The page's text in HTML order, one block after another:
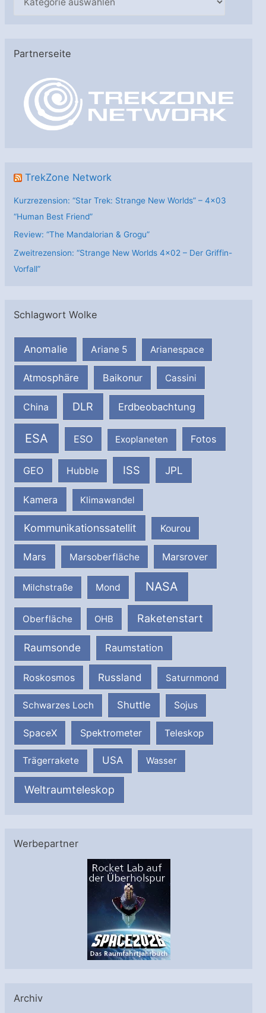
g
Partnerseite
TrekZone Network
Kurzrezension: “Star Trek: Strange New Worlds” – 4×03
“Human Best Friend”
Review: “The Mandalorian & Grogu”
Zweitrezension: “Strange New Worlds 4×02 – Der Griffin-
Vorfall”
Schlagwort Wolke
Anomalie Ariane 5 Arianespace
Atmosphäre Baikonur Cassini
China DLR Erdbeobachtung
ESA ESO Exoplaneten Fotos
GEO Hubble ISS JPL
Kamera Klimawandel
Kommunikationssatellit Kourou
Mars Marsoberfläche Marsrover
Milchstraße Mond NASA
Oberfläche OHB Raketenstart
Raumsonde Raumstation
Roskosmos Russland Saturnmond
Schwarzes Loch Shuttle Sojus
SpaceX Spektrometer Teleskop
Trägerrakete USA Wasser
Weltraumteleskop
Werbepartner
Archiv